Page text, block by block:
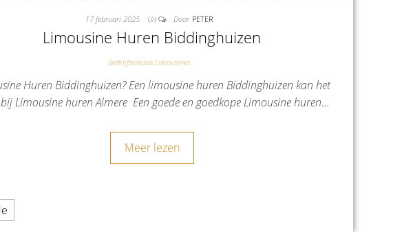
17 februari 2025 Uit Door PETER
Limousine Huren Biddinghuizen
Bedrijfsnieuws Limousines
Huren Biddinghuizen? Een limousine huren Biddinghuizen kan het
Limousine huren Almere Een goede en goedkope Limousine huren…
Meer lezen